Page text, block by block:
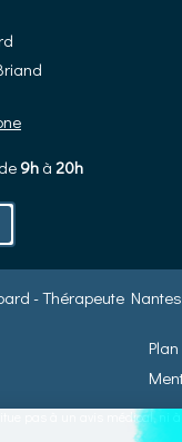
de 9h à 20h
- Thérapeute Nantes
pas à un avis médical, ni à